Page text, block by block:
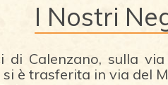
I Nostri
Calenzano, sulla
è trasferita in via del